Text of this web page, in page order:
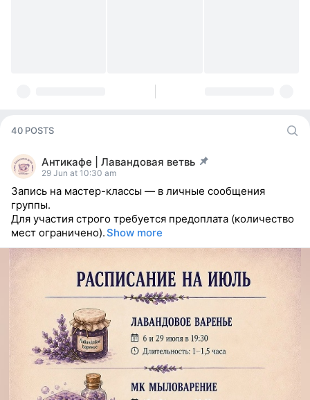
40 POSTS
Антикафе | Лавандовая ветвь
post pinned
29 Jun at 10:30 am
Запись на мастер-классы — в личные сообщения
группы.
Для участия строго требуется предоплата (количество
мест ограничено).Show more